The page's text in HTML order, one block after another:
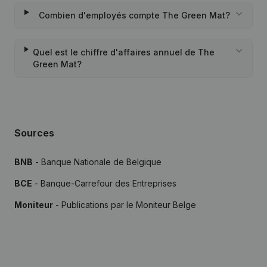
Combien d'employés compte The Green Mat?
Quel est le chiffre d'affaires annuel de The
Green Mat?
Sources
BNB - Banque Nationale de Belgique
BCE - Banque-Carrefour des Entreprises
Moniteur - Publications par le Moniteur Belge